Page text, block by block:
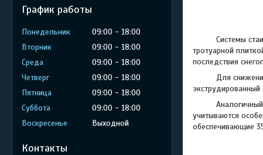
Системы
тротуарной
последствия
Для снижения
Аналогичный
учитываются
обеспечивающие
График работы
Понедельник 09:00
18:00
Вторник
09:00
18:00
Среда
09:00
18:00
Четверг
09:00
18:00
Пятница
09:00
18:00
Суббота
09:00
18:00
Воскресенье
Выходной
Контакты